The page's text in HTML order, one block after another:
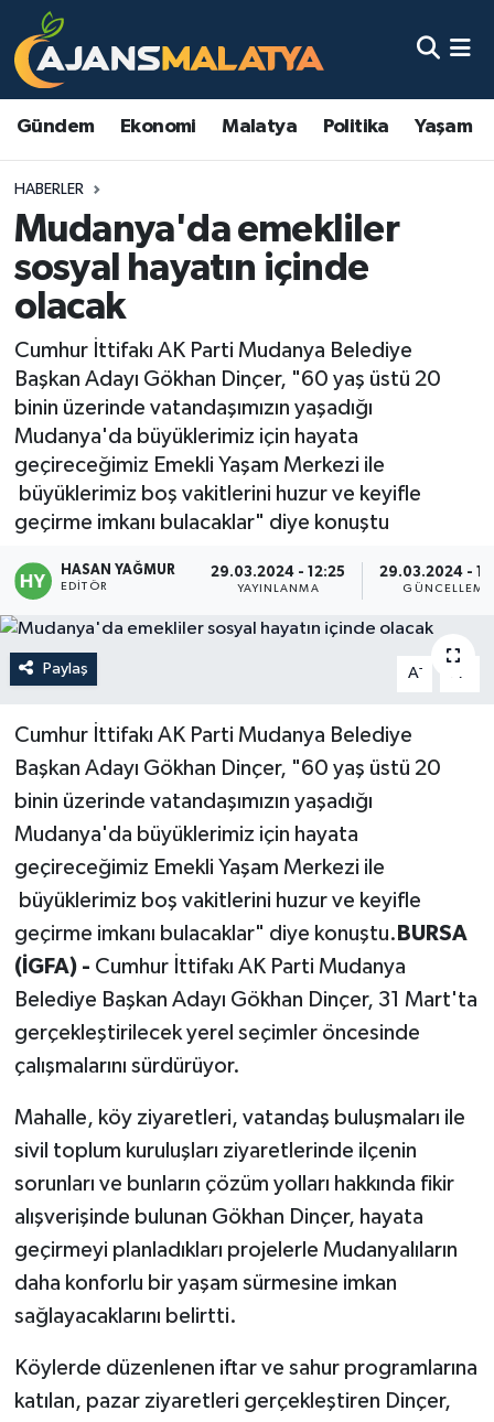
Gündem Ekonomi Malatya Politika Yaşam
HABERLER
Mudanya'da emekliler
sosyal hayatın içinde
olacak
Cumhur İttifakı AK Parti Mudanya Belediye
Başkan Adayı Gökhan Dinçer, "60 yaş üstü 20
binin üzerinde vatandaşımızın yaşadığı
Mudanya'da büyüklerimiz için hayata
geçireceğimiz Emekli Yaşam Merkezi ile
büyüklerimiz boş vakitlerini huzur ve keyifle
geçirme imkanı bulacaklar" diye konuştu
HASAN YAĞMUR
EDITÖR
29.03.2024 - 12:25
YAYINLANMA
29.03.2024 -
GÜNCELLEME
Paylaş A- A
Cumhur İttifakı AK Parti Mudanya Belediye
Başkan Adayı Gökhan Dinçer, "60 yaş üstü 20
binin üzerinde vatandaşımızın yaşadığı
Mudanya'da büyüklerimiz için hayata
geçireceğimiz Emekli Yaşam Merkezi ile
büyüklerimiz boş vakitlerini huzur ve keyifle
geçirme imkanı bulacaklar" diye konuştu. BURSA
(İGFA) - Cumhur İttifakı AK Parti Mudanya
Belediye Başkan Adayı Gökhan Dinçer, 31 Mart'ta
gerçekleştirilecek yerel seçimler öncesinde
çalışmalarını sürdürüyor.
Mahalle, köy ziyaretleri, vatandaş buluşmaları ile
sivil toplum kuruluşları ziyaretlerinde ilçenin
sorunları ve bunların çözüm yolları hakkında fikir
alışverişinde bulunan Gökhan Dinçer, hayata
geçirmeyi planladıkları projelerle Mudanyalıların
daha konforlu bir yaşam sürmesine imkan
sağlayacaklarını belirtti.
Köylerde düzenlenen iftar ve sahur programlarına
katılan, pazar ziyaretleri gerçekleştiren Dinçer,
Asayiş
Eğitim
Ekonomi
Gündem
Kültür & Sanat
Magazin
Politika
Sağlık
Yaşam
Malatya Nöbetçi Eczaneler
Malatya Namaz Vakitleri
Malatya Trafik Yoğunluk Haritası
TFF 3.Lig 2.Grup Puan Durumu ve Fikstür
Son Dakika Haberleri
Haber Arşivi